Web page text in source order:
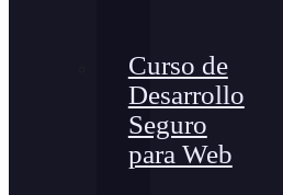
Curso de
Desarrollo
Seguro
para Web